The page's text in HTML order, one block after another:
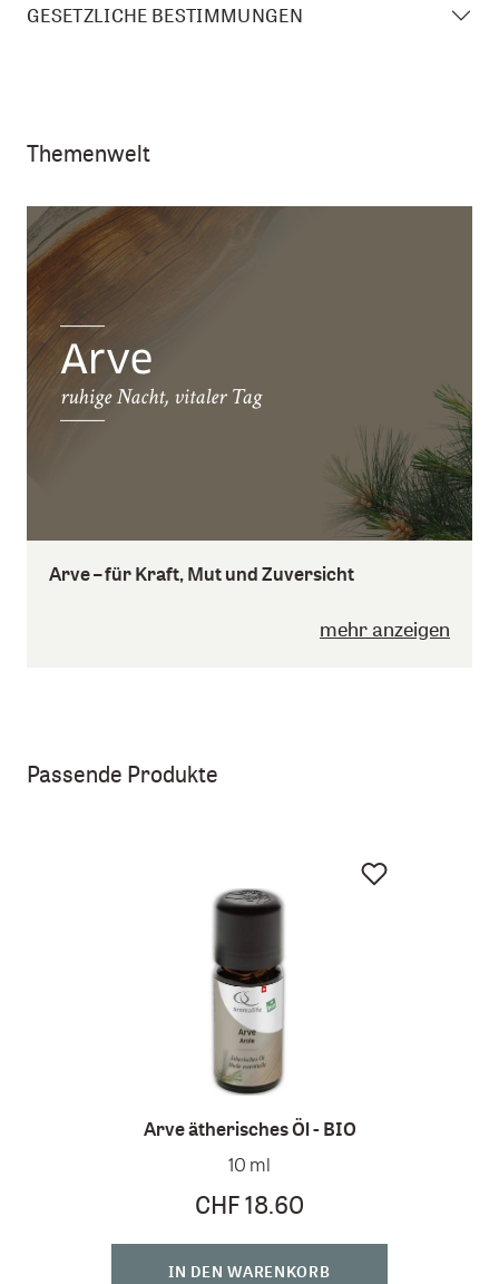
GESETZLICHE BESTIMMUNGEN
Themenwelt
Arve – für Kraft, Mut und Zuversicht
mehr anzeigen
Passende Produkte
Arve ätherisches Öl - BIO
10 ml
CHF 18.60
IN DEN WARENKORB